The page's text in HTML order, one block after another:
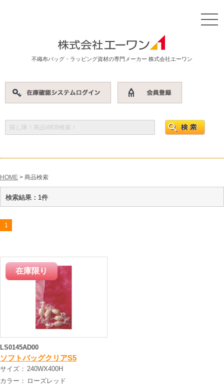
不織布バッグ・ラッピング資材の専門メーカー 株式会社エーワン
HOME > 商品検索
検索結果：1件
1
LS0145AD00
ソフトバッグクリアS5
サイズ： 240WX400H
カラー： ローズレッド